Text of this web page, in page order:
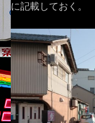
に記載しておく。